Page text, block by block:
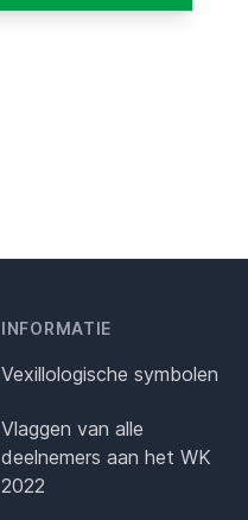
INFORMATIE
Vexillologische symbolen
Vlaggen van alle
deelnemers aan het WK
2022